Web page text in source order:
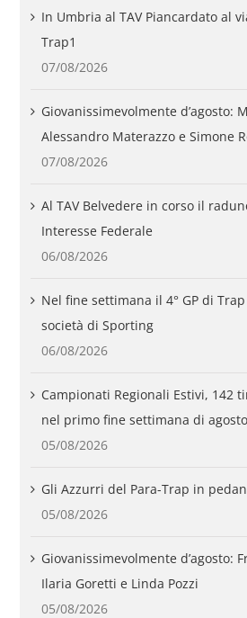
In Umbria al TAV Piancardato al
Trap1
07/08/2026
Giovanissimevolmente d’agosto:
Alessandro Materazzo e Simone
07/08/2026
Al TAV Belvedere in corso il
Interesse Federale
06/08/2026
Nel fine settimana il 4° GP di
società di Sporting
06/08/2026
Campionati Regionali Estivi, 142
nel primo fine settimana di agosto
05/08/2026
Gli Azzurri del Para-Trap in
05/08/2026
Giovanissimevolmente d’agosto:
Ilaria Goretti e Linda Pozzi
05/08/2026